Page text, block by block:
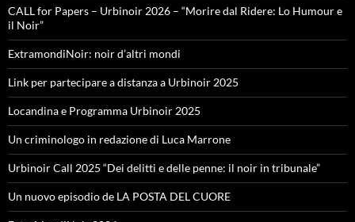
CALL for Papers – Urbinoir 2026 – “Morire dal Ridere: Lo Humour e
il Noir”
ExtramondiNoir: noir d’altri mondi
Link per partecipare a distanza a Urbinoir 2025
Locandina e Programma Urbinoir 2025
Un criminologo in redazione di Luca Marrone
Urbinoir Call 2025 “Dei delitti e delle penne: il noir in tribunale”
Un nuovo episodio de LA POSTA DEL CUORE